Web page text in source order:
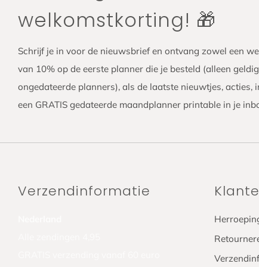
welkomstkorting! 🎁
Schrijf je in voor de nieuwsbrief en ontvang zowel een
van 10% op de eerste planner die je besteld (alleen
ongedateerde planners), als de laatste nieuwtjes, acties,
een GRATIS gedateerde maandplanner printable in je
Verzendinformatie